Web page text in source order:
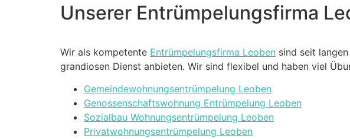
Unserer Entrümpelungsfirma
Wir als kompetente Entrümpelungsfirma Leoben sind seit
grandiosen Dienst anbieten. Wir sind flexibel und haben viel
Gemeindewohnungsentrümpelung Leoben
Genossenschaftswohnung Entrümpelung Leoben
Sozialbau Wohnungsentrümpelung Leoben
Privatwohnungsentrümpelung Leoben